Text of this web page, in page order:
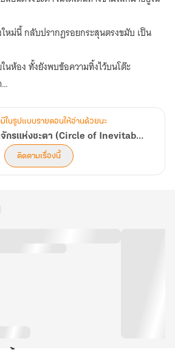
ใหม่นี้ กลับปรากฏรอยกระสุนตรงขมับ เป็น
นห้อง ทั้งยังพบข้อความทิ้งไว้บนโต๊ะ
อเรียของยุโรป ยุคจักรกลไอน้ำเฟื่องฟู
อยเด่นเหนือท้องฟ้า
าจไม่ใช่ผู้เดียวที่เดินทางข้ามทางโลกมายังที่
อกจากโจวหมิงรุ่ยคนเดียว
มีในรูปแบบรายตอนให้อ่านด้วยนะ
ราชันเร้นลับ 2 : วัฏจักรแห่งชะตา (Circle of Inevitability)
ติดตามเรื่องนี้